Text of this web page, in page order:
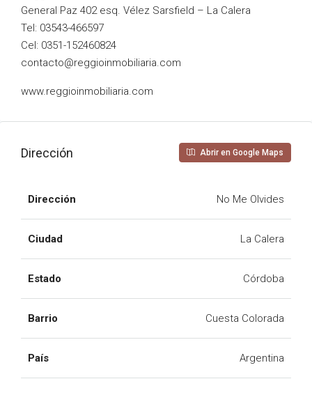
General Paz 402 esq. Vélez Sarsfield – La Calera
Tel: 03543-466597
Cel: 0351-152460824
contacto@reggioinmobiliaria.com
www.reggioinmobiliaria.com
Dirección Abrir en Google Maps
Dirección No Me Olvides
Ciudad La Calera
Estado Córdoba
Barrio Cuesta Colorada
País Argentina